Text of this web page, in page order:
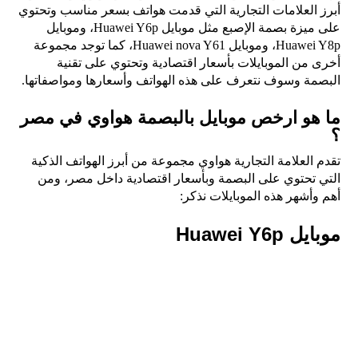
أبرز العلامات التجارية التي قدمت هواتف بسعر مناسب وتحتوي
على ميزة بصمة الإصبع مثل موبايل Huawei Y6p، وموبايل
Huawei Y8p، وموبايل Huawei nova Y61، كما توجد مجموعة
أخرى من الموبايلات بأسعار اقتصادية وتحتوي على تقنية
البصمة وسوف نتعرف على هذه الهواتف وأسعارها ومواصفاتها.
ما هو ارخص موبايل بالبصمة هواوي في مصر​
؟
تقدم العلامة التجارية هواوي مجموعة من أبرز الهواتف الذكية
التي تحتوي على البصمة وبأسعار اقتصادية داخل مصر، ومن
أهم وأشهر هذه الموبايلات نذكر:
موبايل Huawei Y6p